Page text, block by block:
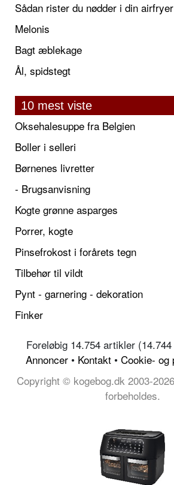
Sådan rister du nødder i din airfryer
Melonis
Bagt æblekage
Ål, spidstegt
10 mest viste
Oksehalesuppe fra Belgien
Boller i selleri
Børnenes livretter
- Brugsanvisning
Kogte grønne asparges
Porrer, kogte
Pinsefrokost i forårets tegn
Tilbehør til vildt
Pynt - garnering - dekoration
Finker
Foreløbig 14.754 artikler
Annoncer • Kontakt • Cookie- og
Copyright © kogebog.dk 2003-
forbeholdes.